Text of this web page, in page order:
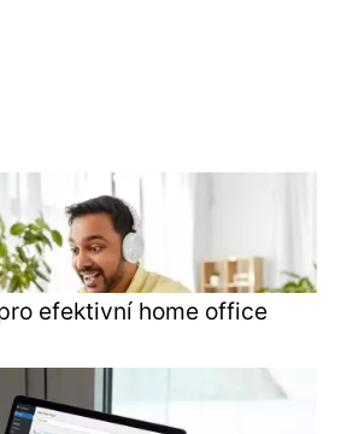
efektivní home office